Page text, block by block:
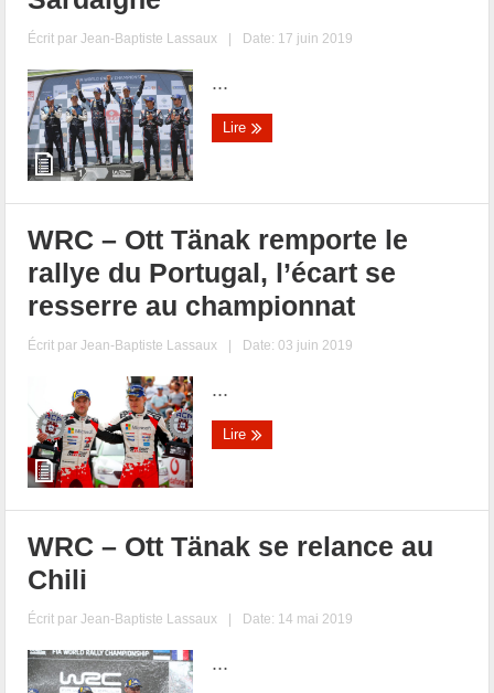
Écrit parJean-Baptiste Lassaux | Date: 17 juin 2019
...
Lire
WRC – Ott Tänak remporte le
rallye du Portugal, l’écart se
resserre au championnat
Écrit parJean-Baptiste Lassaux | Date: 03 juin 2019
...
Lire
WRC – Ott Tänak se relance au
Chili
Écrit parJean-Baptiste Lassaux | Date: 14 mai 2019
...